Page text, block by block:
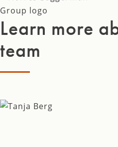
Learn more
team